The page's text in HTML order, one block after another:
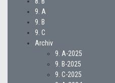
9. A
9. B
9. C
Archiv
9. A-2025
9. B-2025
9. C-2025